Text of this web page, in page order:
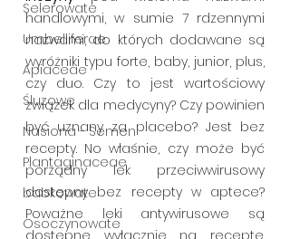
Selerowate
Umbelliferae
Apiaceae
Śluzowe
Nasiona - Semen
Plantaginaceae
babkowate
Osoczynowate
handlowymi, w sumie 7 rdzennymi
nazwami, do których dodawane są
wyróżniki typu forte, baby, junior, plus,
czy duo. Czy to jest wartościowy
związek dla medycyny? Czy powinien
być uznany za placebo? Jest bez
recepty. No właśnie, czy może być
porządny lek przeciwwirusowy
dostępny bez recepty w aptece?
Poważne leki antywirusowe są
dostępne wyłącznie na receptę.